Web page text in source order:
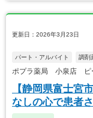
更新日：2026年3月23日
パート・アルバイト 調剤
ポプラ薬局 小泉店 ピ
【静岡県富士宮
なしの心で患者